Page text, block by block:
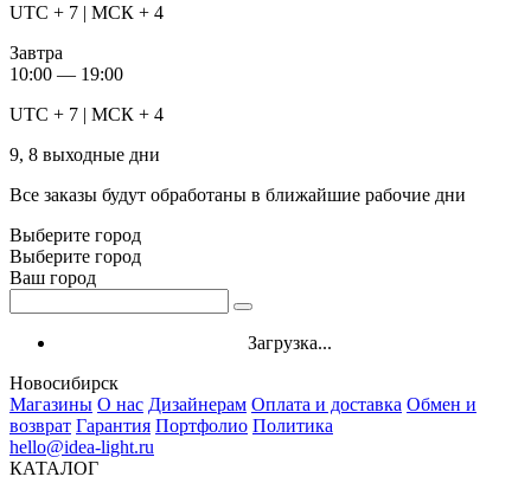
UTC + 7 | МСК + 4
Завтра
10:00 — 19:00
UTC + 7 | МСК + 4
9, 8 выходные дни
Все заказы будут обработаны в ближайшие рабочие дни
Выберите город
Выберите город
Ваш город
Загрузка...
Новосибирск
Магазины О нас Дизайнерам Оплата и доставка Обмен и
возврат Гарантия Портфолио Политика
hello@idea-light.ru
КАТАЛОГ